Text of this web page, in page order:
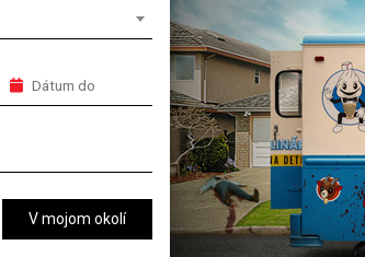
V mojom okolí
Previous